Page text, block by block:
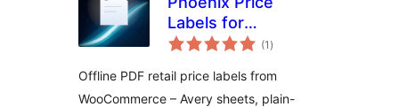
Labels for
WooCommerce
(1 مجموعی
درجہ
)
Offline PDF retail price labels from
WooCommerce – Avery sheets, plain-